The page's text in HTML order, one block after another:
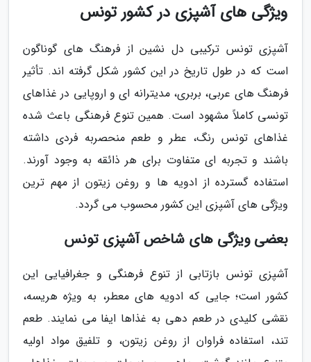
ویژگی های آشپزی در کشور تونس
آشپزی تونس ترکیبی دل نشین از فرهنگ های گوناگون
است که در طول تاریخ در این کشور شکل گرفته اند. تأثیر
فرهنگ های عربی، بربری، مدیترانه ای و اروپایی در غذاهای
تونسی کاملاً مشهود است. همین تنوع فرهنگی باعث شده
غذاهای تونس رنگ، عطر و طعم منحصربه فردی داشته
باشند و تجربه ای متفاوت برای هر ذائقه به وجود آورند.
استفاده گسترده از ادویه ها و روغن زیتون از مهم ترین
ویژگی های آشپزی این کشور محسوب می گردد.
بعضی ویژگی های شاخص آشپزی تونس
آشپزی تونس بازتابی از تنوع فرهنگی و جغرافیایی این
کشور است؛ جایی که ادویه های معطر، به ویژه هریسه،
نقشی کلیدی در طعم دهی به غذاها ایفا می نمایند. طعم
تند، استفاده فراوان از روغن زیتون، و تلفیق مواد اولیه